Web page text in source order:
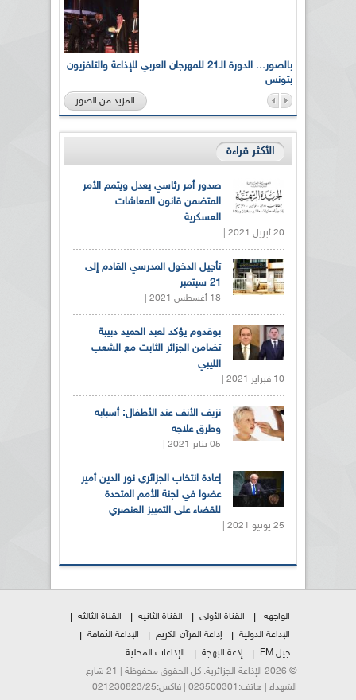
بالصور... الدورة الـ21 للمهرجان العربي للإذاعة والتلفزيون
بتونس
المزيد من الصور
الأكثر قراءة
صدور أمر رئاسي يعدل ويتمم الأمر
المتضمن قانون المعاشات
العسكرية
20 أبريل 2021 |
تأجيل الدخول المدرسي القادم إلى
21 سبتمبر
18 أغسطس 2021 |
بوقدوم يؤكد لعبد الحميد دبيبة
تضامن الجزائر الثابت مع الشعب
الليبي
10 فبراير 2021 |
نزيف الأنف عند الأطفال: أسبابه
وطرق علاجه
05 يناير 2021 |
إعادة انتخاب الجزائري نور الدين أمير
عضوا في لجنة الأمم المتحدة
للقضاء على التمييز العنصري
25 يونيو 2021 |
الواجهة القناة الأولى القناة الثانية
القناة الثالثة
الإذاعة الدولية
إذاعة القرآن الكريم
الإذاعة الثقافة
جيل FM
إذعة البهجة
الإذاعات المحلية
© 2026 الإذاعة الجزائرية. كل الحقوق محفوظة | 21 شارع
الشهداء | هاتف:023500301 | فاكس:021230823/25